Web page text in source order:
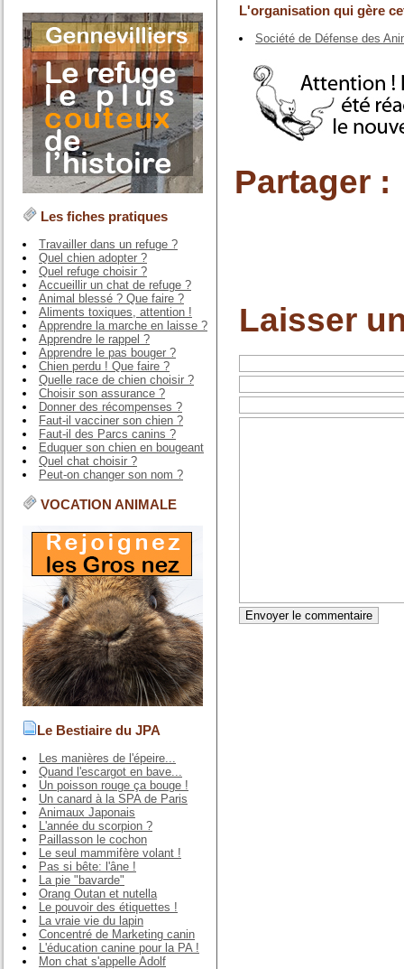
Les fiches pratiques
Travailler dans un refuge ?
Quel chien adopter ?
Quel refuge choisir ?
Accueillir un chat de refuge ?
Animal blessé ? Que faire ?
Aliments toxiques, attention !
Apprendre la marche en laisse ?
Apprendre le rappel ?
Apprendre le pas bouger ?
Chien perdu ! Que faire ?
Quelle race de chien choisir ?
Choisir son assurance ?
Donner des récompenses ?
Faut-il vacciner son chien ?
Faut-il des Parcs canins ?
Eduquer son chien en bougeant
Quel chat choisir ?
Peut-on changer son nom ?
VOCATION ANIMALE
Le Bestiaire du JPA
Les manières de l'épeire...
Quand l'escargot en bave...
Un poisson rouge ça bouge !
Un canard à la SPA de Paris
Animaux Japonais
L'année du scorpion ?
Paillasson le cochon
Le seul mammifère volant !
Pas si bête: l'âne !
La pie "bavarde"
Orang Outan et nutella
Le pouvoir des étiquettes !
La vraie vie du lapin
Concentré de Marketing canin
L'éducation canine pour la PA !
Mon chat s'appelle Adolf
L'organisation qui gère
Société de Défense des
Partager :
Laisser